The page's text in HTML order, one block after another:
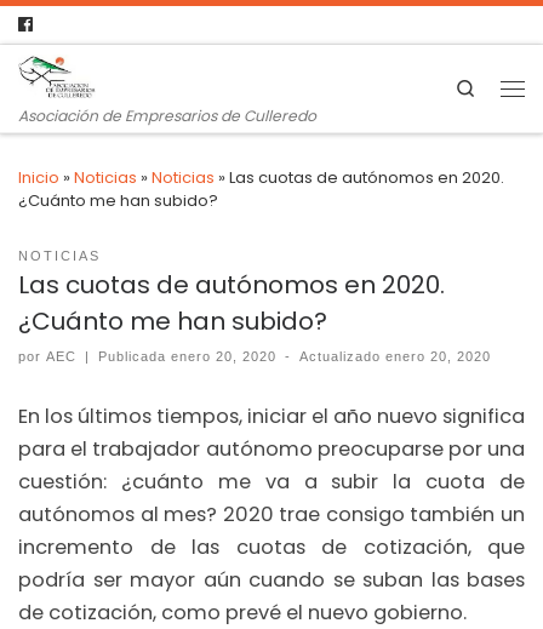
Asociación de Empresarios de Culleredo
Search
Inicio »Noticias »Noticias »Las cuotas de autónomos en 2020.
¿Cuánto me han subido?
NOTICIAS
Las cuotas de autónomos en 2020.
¿Cuánto me han subido?
por AEC | Publicadaenero 20, 2020 - Actualizadoenero 20, 2020
En los últimos tiempos, iniciar el año nuevo significa
para el trabajador autónomo preocuparse por una
cuestión: ¿cuánto me va a subir la cuota de
autónomos al mes? 2020 trae consigo también un
incremento de las cuotas de cotización, que
podría ser mayor aún cuando se suban las bases
de cotización, como prevé el nuevo gobierno.